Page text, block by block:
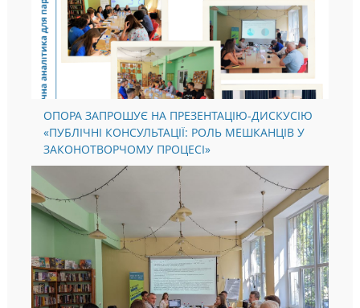
ОПОРА ЗАПРОШУЄ НА ПРЕЗЕНТАЦІЮ-ДИСКУСІЮ
«ПУБЛІЧНІ КОНСУЛЬТАЦІЇ: РОЛЬ МЕШКАНЦІВ У
ЗАКОНОТВОРЧОМУ ПРОЦЕСІ»